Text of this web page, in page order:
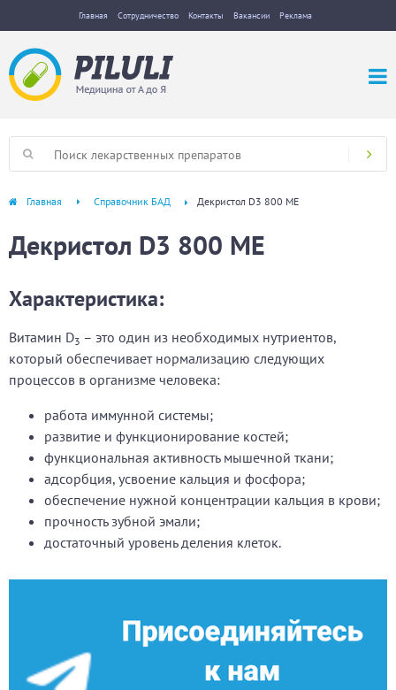
Главная Сотрудничество Контакты Вакансии Реклама
Главная Справочник БАД Декристол D3 800 МЕ
Декристол D3 800 МЕ
Характеристика:
Витамин D3 – это один из необходимых нутриентов,
который обеспечивает нормализацию следующих
процессов в организме человека:
работа иммунной системы;
развитие и функционирование костей;
функциональная активность мышечной ткани;
адсорбция, усвоение кальция и фосфора;
обеспечение нужной концентрации кальция в крови;
прочность зубной эмали;
достаточный уровень деления клеток.